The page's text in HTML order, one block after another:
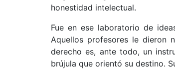
honestidad intelectual.
Fue en ese laboratorio de
Aquellos profesores le dieron
derecho es, ante todo, un
brújula que orientó su destino.